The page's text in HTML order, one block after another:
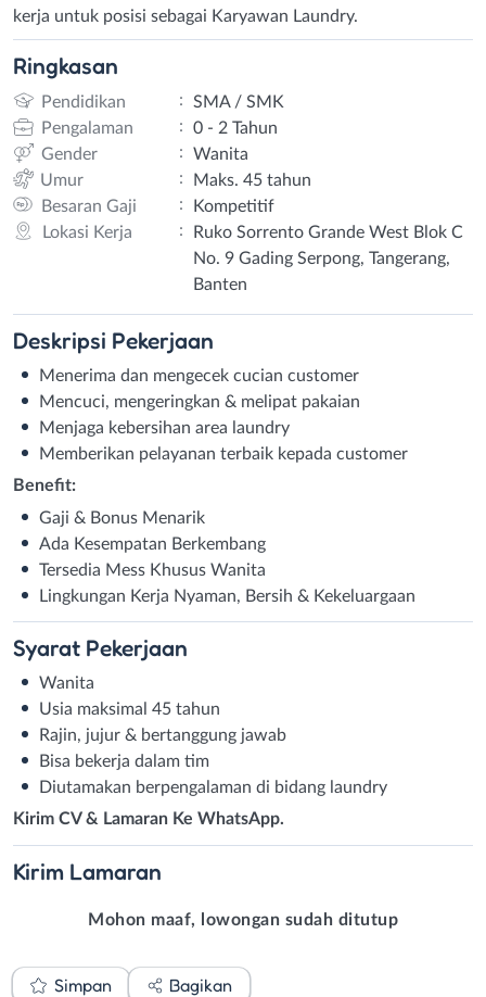
kerja untuk posisi sebagai Karyawan Laundry.
Ringkasan
Pendidikan :
SMA / SMK
Pengalaman
:
0 - 2 Tahun
Gender
:
Wanita
Umur
:
Maks. 45 tahun
Besaran Gaji
:
Kompetitif
Lokasi Kerja
:
Ruko Sorrento Grande West Blok C
No. 9 Gading Serpong, Tangerang,
Banten
Deskripsi Pekerjaan
Menerima dan mengecek cucian customer
Mencuci, mengeringkan & melipat pakaian
Menjaga kebersihan area laundry
Memberikan pelayanan terbaik kepada customer
Benefit:
Gaji & Bonus Menarik
Ada Kesempatan Berkembang
Tersedia Mess Khusus Wanita
Lingkungan Kerja Nyaman, Bersih & Kekeluargaan
Syarat Pekerjaan
Wanita
Usia maksimal 45 tahun
Rajin, jujur & bertanggung jawab
Bisa bekerja dalam tim
Diutamakan berpengalaman di bidang laundry
Kirim CV & Lamaran Ke WhatsApp.
Kirim Lamaran
Mohon maaf, lowongan sudah ditutup
Simpan Bagikan